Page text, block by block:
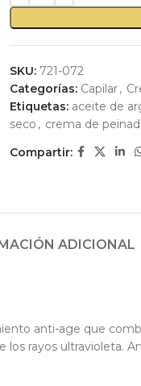
SKU: 721-072
Categorías: Capilar,
Etiquetas: aceite de
seco , crema de
Compartir:
ADICIONAL
anti-age que
rayos ultravioleta.